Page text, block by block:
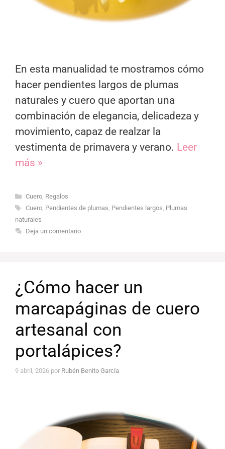
En esta manualidad te mostramos cómo
hacer pendientes largos de plumas
naturales y cuero que aportan una
combinación de elegancia, delicadeza y
movimiento, capaz de realzar la
vestimenta de primavera y verano. Leer
más »
Categorías
Cuero, Regalos
Etiquetas
Cuero, Pendientes de plumas Pendientes largos Plumas
naturales
Deja un comentario
¿Cómo hacer un
marcapáginas de cuero
artesanal con
portalápices?
9 abril, 2026 por Rubén Benito García